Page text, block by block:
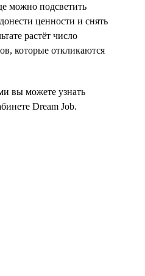
можно подсветить
ценности и снять
растёт число
которые откликаются
вы можете узнать
Dream Job.